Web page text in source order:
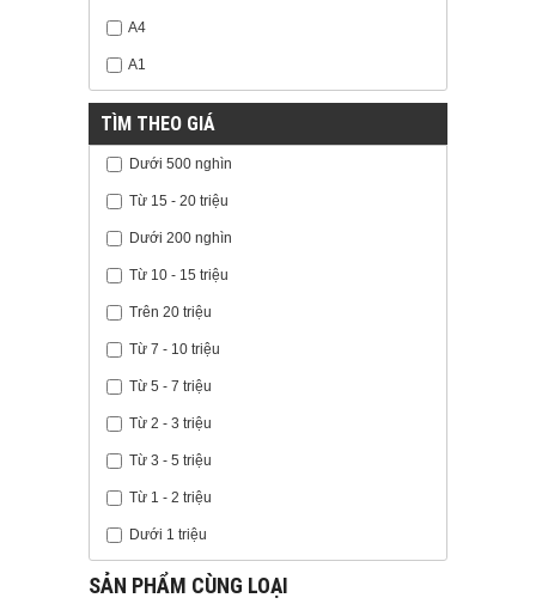
A4
A1
TÌM THEO GIÁ
Dưới 500 nghìn
Từ 15 - 20 triệu
Dưới 200 nghìn
Từ 10 - 15 triệu
Trên 20 triệu
Từ 7 - 10 triệu
Từ 5 - 7 triệu
Từ 2 - 3 triệu
Từ 3 - 5 triệu
Từ 1 - 2 triệu
Dưới 1 triệu
SẢN PHẨM CÙNG LOẠI